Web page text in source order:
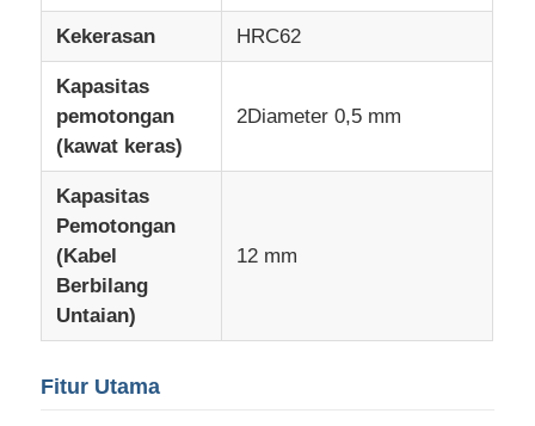
Tentang kita
Wisata pabrik
Kontrol kualitas
Hubungi kami
Kekerasan HRC62
Kapasitas
pemotongan
(kawat keras)
2Diameter 0,5 mm
Kapasitas
Pemotongan
(Kabel
Berbilang
Untaian)
12 mm
Fitur Utama